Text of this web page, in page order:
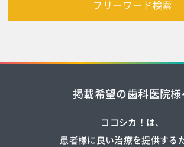
フリーワード検索
掲載希望の歯科医院様
ココシカ！は、
患者様に良い治療を提供する